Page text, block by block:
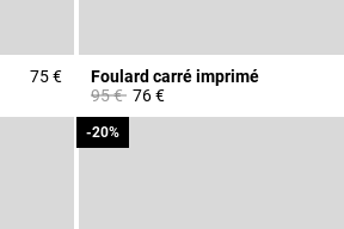
75 €
Foulard carré imprimé
Prix réduit à partir de
95 €à76 €
-20%
-20%